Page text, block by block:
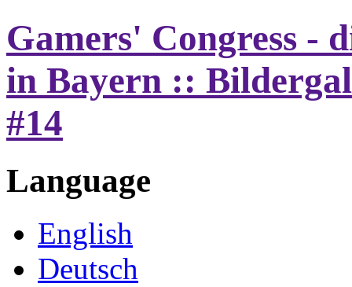
Gamers' Congress -
in Bayern ::
#14
Language
English
Deutsch